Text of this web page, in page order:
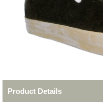
Product Details